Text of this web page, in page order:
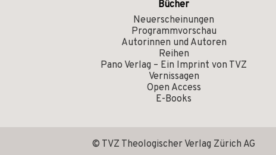
Bücher
Neuerscheinungen
Programmvorschau
Autorinnen und Autoren
Reihen
Pano Verlag – Ein Imprint von TVZ
Vernissagen
Open Access
E-Books
© TVZ Theologischer Verlag Zürich AG